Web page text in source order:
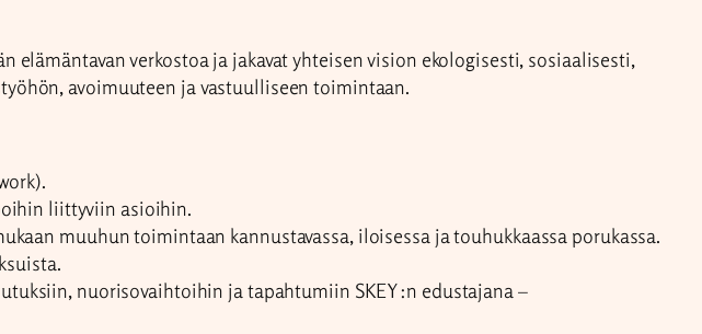
verkostoa ja jakavat yhteisen vision ekologisesti, sosiaalisesti,
avoimuuteen ja vastuulliseen toimintaan.
liittyviin asioihin.
muuhun toimintaan kannustavassa, iloisessa ja touhukkaassa porukassa.
nuorisovaihtoihin ja tapahtumiin SKEY:n edustajana –